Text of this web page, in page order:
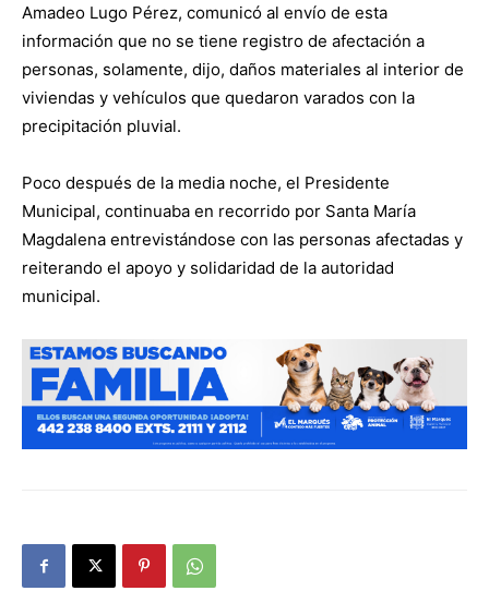
Amadeo Lugo Pérez, comunicó al envío de esta
información que no se tiene registro de afectación a
personas, solamente, dijo, daños materiales al interior de
viviendas y vehículos que quedaron varados con la
precipitación pluvial.
Poco después de la media noche, el Presidente
Municipal, continuaba en recorrido por Santa María
Magdalena entrevistándose con las personas afectadas y
reiterando el apoyo y solidaridad de la autoridad
municipal.